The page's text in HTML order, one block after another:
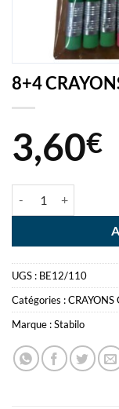
8+4
3,60€
UGS : BE12/110
Catégories :CRAYONS
Marque :Stabilo